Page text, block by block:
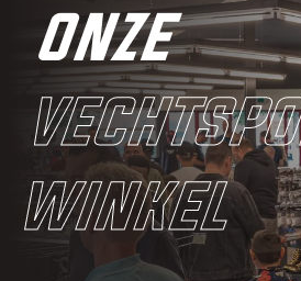
onze
winkel